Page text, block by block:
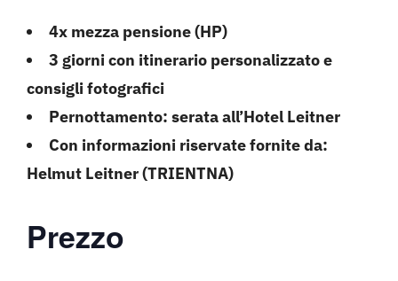
4x mezza pensione (HP)
3 giorni con itinerario personalizzato e
consigli fotografici
Pernottamento: serata all’Hotel Leitner
Con informazioni riservate fornite da:
Helmut Leitner (TRIENTNA)
Prezzo